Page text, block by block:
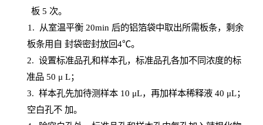
板 5 次。
1 . 从室温平衡 20min 后的铝箔袋中取出所需板条，剩余
板条用自 封袋密封放回4℃。
2. 设置标准品孔和样本孔，标准品孔各加不同浓度的标
准品 50 μ L；
3. 样本孔先加待测样本 10 μL，再加样本稀释液 40 μL；
空白孔不 加。